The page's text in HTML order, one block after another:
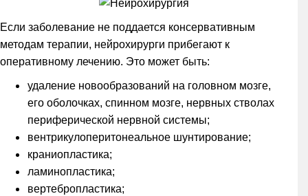
Если заболевание не поддается консервативным
методам терапии, нейрохирурги прибегают к
оперативному лечению. Это может быть:
удаление новообразований на головном мозге,
его оболочках, спинном мозге, нервных стволах
периферической нервной системы;
вентрикулоперитонеальное шунтирование;
краниопластика;
ламинопластика;
вертебропластика;